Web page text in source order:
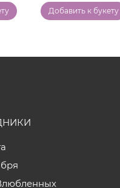
Добавить к букету